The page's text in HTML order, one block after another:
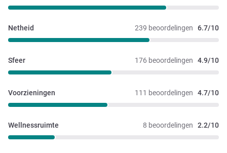
239 beoordelingen 6.7/10
Netheid
176 beoordelingen 4.9/10
Sfeer
111 beoordelingen 4.7/10
Voorzieningen
8 beoordelingen 2.2/10
Wellnessruimte